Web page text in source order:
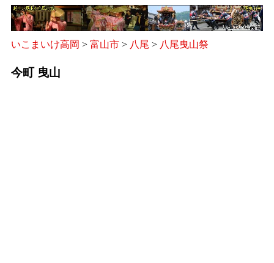
いこまいけ高岡 > 富山市 > 八尾 > 八尾曳山祭
今町 曳山